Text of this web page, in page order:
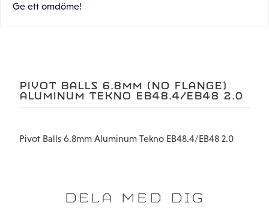
Ge ett omdöme!
PIVOT BALLS 6.8MM (NO FLANGE)
ALUMINUM TEKNO EB48.4/EB48 2.0
Pivot Balls 6.8mm Aluminum Tekno EB48.4/EB48 2.0
DELA MED DIG